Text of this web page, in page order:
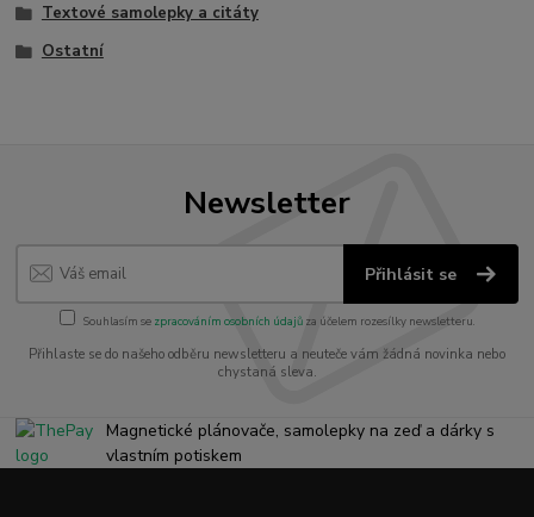
Textové samolepky a citáty
Ostatní
Newsletter
Přihlásit se
Souhlasím se zpracováním osobních údajůza účelem rozesílky newsletteru.
Přihlaste se do našeho odběru newsletteru a neuteče vám žádná novinka nebo
chystaná sleva.
Magnetické plánovače, samolepky na zeď a dárky s
vlastním potiskem